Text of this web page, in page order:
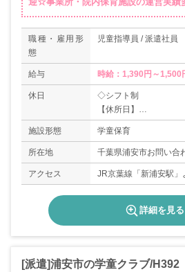
職種・雇用形
態
児童指導員 / 派遣社員
給与 時給：1,390円～1,500
休日
◇シフト制
【休所日】
日曜・祝祭日・年末年
施設形態 学童保育
所在地 千葉県浦安市お問い合
アクセス JR京葉線「新浦安駅」
詳細を見る
[派遣]浦安市の学童クラブ/H392